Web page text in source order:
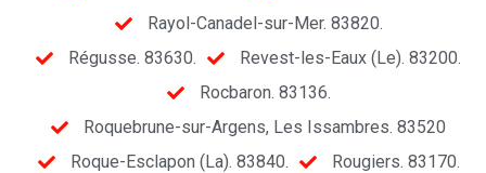
Rayol-Canadel-sur-Mer. 83820.
Régusse. 83630.
Revest-les-Eaux (Le). 83200.
Rocbaron. 83136.
Roquebrune-sur-Argens, Les Issambres. 83520
Roque-Esclapon (La). 83840.
Rougiers. 83170.